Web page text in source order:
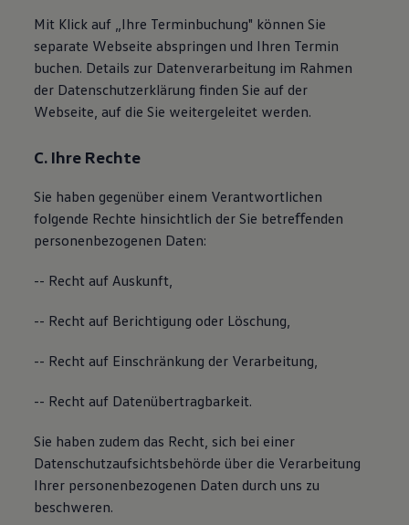
Mit Klick auf „Ihre Terminbuchung" können Sie
separate Webseite abspringen und Ihren Termin
buchen. Details zur Datenverarbeitung im Rahmen
der Datenschutzerklärung ﬁnden Sie auf der
Webseite, auf die Sie weitergeleitet werden.
C. Ihre Rechte
Sie haben gegenüber einem Verantwortlichen
folgende Rechte hinsichtlich der Sie betreﬀenden
personenbezogenen Daten:
-- Recht auf Auskunft,
-- Recht auf Berichtigung oder Löschung,
-- Recht auf Einschränkung der Verarbeitung,
-- Recht auf Datenübertragbarkeit.
Sie haben zudem das Recht, sich bei einer
Datenschutzaufsichtsbehörde über die Verarbeitung
Ihrer personenbezogenen Daten durch uns zu
beschweren.